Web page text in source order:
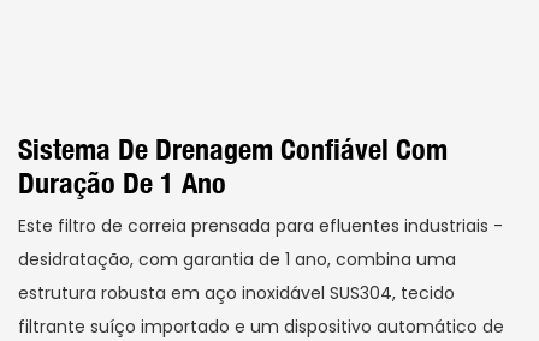
Sistema De Drenagem Confiável Com
Duração De 1 Ano
Este filtro de correia prensada para efluentes industriais -
desidratação, com garantia de 1 ano, combina uma
estrutura robusta em aço inoxidável SUS304, tecido
filtrante suíço importado e um dispositivo automático de